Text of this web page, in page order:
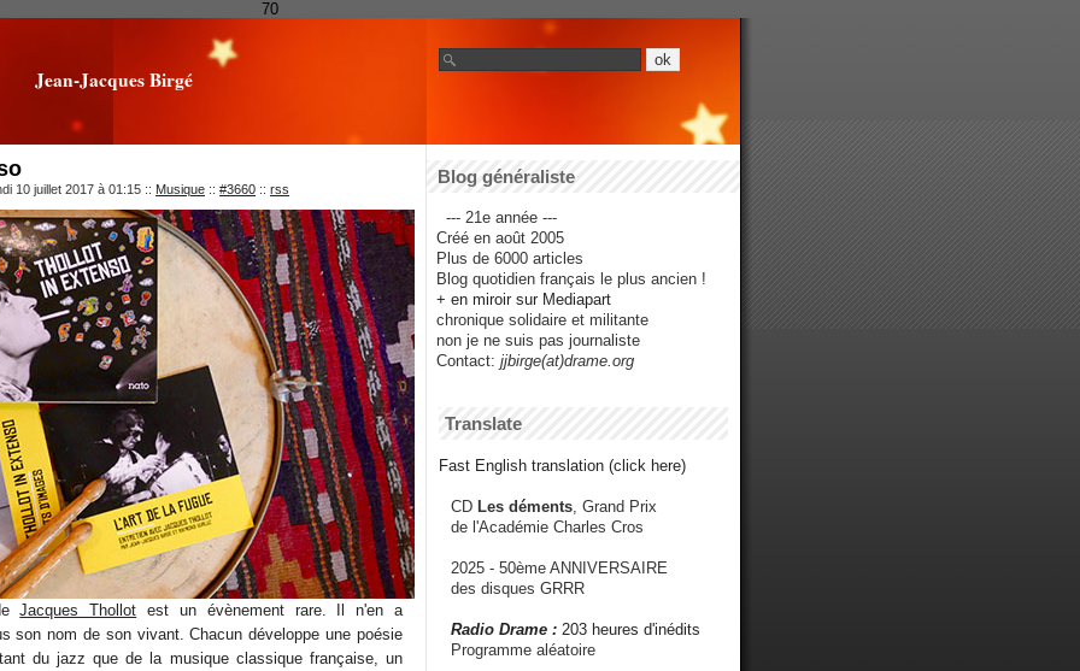
70
Jean-Jacques Birgé
10 juillet 2017 à 01:15 :: Musique :: #3660 :: rss
Jacques Thollot est un évènement rare. Il n'en a
son nom de son vivant. Chacun développe une poésie
du jazz que de la musique classique française, un
Blog généraliste
--- 21e année ---
Créé en août 2005
Plus de 6000 articles
Blog quotidien français le plus ancien !
+ en miroir sur Mediapart
chronique solidaire et militante
non je ne suis pas journaliste
Contact: jjbirge(at)drame.org
Translate
Fast English translation (click here)
CD Les déments , Grand Prix
de l'Académie Charles Cros
2025 - 50ème ANNIVERSAIRE
des disques GRRR
Radio Drame : 203 heures d'inédits
Programme aléatoire